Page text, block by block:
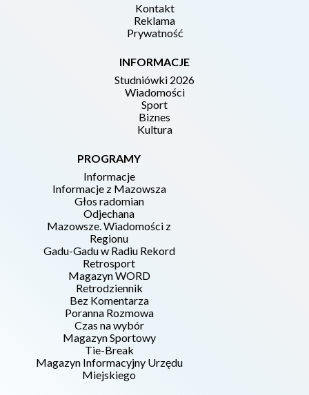
Kontakt
Reklama
Prywatność
INFORMACJE
Studniówki 2026
Wiadomości
Sport
Biznes
Kultura
PROGRAMY
Informacje
Informacje z Mazowsza
Głos radomian
Odjechana
Mazowsze. Wiadomości z
Regionu
Gadu-Gadu w Radiu Rekord
Retrosport
Magazyn WORD
Retrodziennik
Bez Komentarza
Poranna Rozmowa
Czas na wybór
Magazyn Sportowy
Tie-Break
Magazyn Informacyjny Urzędu
Miejskiego